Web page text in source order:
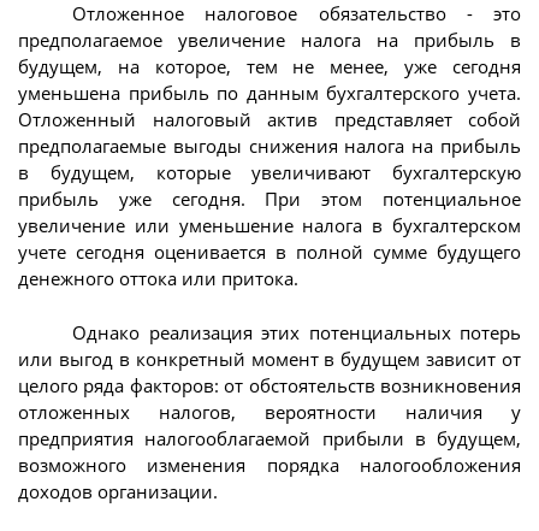
Отложенное налоговое обязательство - это
предполагаемое увеличение налога на прибыль в
будущем, на которое, тем не менее, уже сегодня
уменьшена прибыль по данным бухгалтерского учета.
Отложенный налоговый актив представляет собой
предполагаемые выгоды снижения налога на прибыль
в будущем, которые увеличивают бухгалтерскую
прибыль уже сегодня. При этом потенциальное
увеличение или уменьшение налога в бухгалтерском
учете сегодня оценивается в полной сумме будущего
денежного оттока или притока.
Однако реализация этих потенциальных потерь
или выгод в конкретный момент в будущем зависит от
целого ряда факторов: от обстоятельств возникновения
отложенных налогов, вероятности наличия у
предприятия налогооблагаемой прибыли в будущем,
возможного изменения порядка налогообложения
доходов организации.